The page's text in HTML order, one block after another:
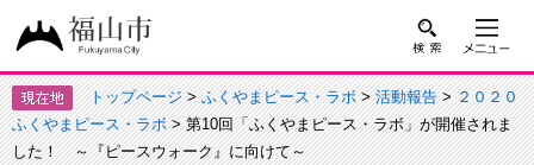
トップページ>ふくやまピース・ラボ>活動報告>２０２０
ふくやまピース・ラボ> 第10回「ふくやまピース・ラボ」が開催されま
した！ ～『ピースウォーク』に向けて～